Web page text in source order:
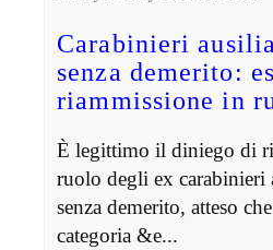
Carabinieri
senza demerito:
riammissione in
È legittimo il diniego di
ruolo degli ex carabinieri
senza demerito, atteso
categoria &e...